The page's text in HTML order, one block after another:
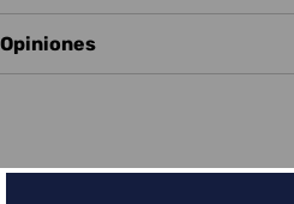
Opiniones